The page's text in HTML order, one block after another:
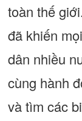
toàn thế
đã khiến
dân nhiều
cùng hành
và tìm các